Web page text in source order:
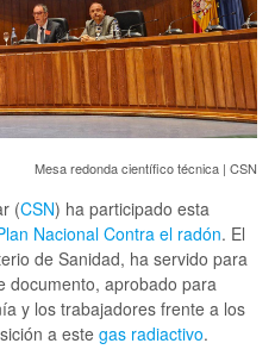
Mesa redonda científico técnica | CSN
(CSN) ha participado esta
Nacional Contra el radón. El
de Sanidad, ha servido para
documento, aprobado para
y los trabajadores frente a los
a estegas radiactivo.